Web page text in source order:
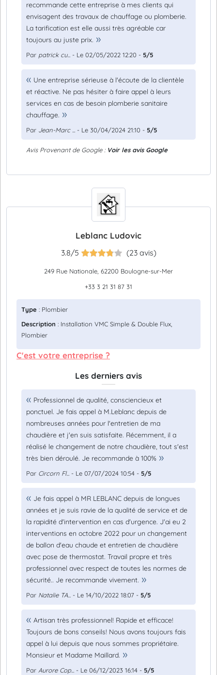
recommande cette entreprise à mes clients qui
envisagent des travaux de chauffage ou plomberie.
La tarification est elle aussi très agréable car
toujours au juste prix.
Par patrick cu... - Le 02/05/2022 12:20 - 5/5
Une entreprise sérieuse à l'écoute de la clientèle
et réactive. Ne pas hésiter à faire appel à leurs
services en cas de besoin plomberie sanitaire
chauffage.
Par Jean-Marc ... - Le 30/04/2024 21:10 - 5/5
Avis Provenant de Google : Voir les avis Google
Leblanc Ludovic
3.8/5 (23 avis)
249 Rue Nationale, 62200 Boulogne-sur-Mer
+33 3 21 31 87 31
Type : Plombier
Description : Installation VMC Simple & Double Flux,
Plombier
C'est votre entreprise ?
Les derniers avis
Professionnel de qualité, consciencieux et
ponctuel. Je fais appel à M.Leblanc depuis de
nombreuses années pour l'entretien de ma
chaudière et j'en suis satisfaite. Récemment, il a
réalisé le changement de notre chaudière, tout s'est
très bien déroulé. Je recommande à 100%
Par Circorn Fl... - Le 07/07/2024 10:54 - 5/5
Je fais appel à MR LEBLANC depuis de longues
années et je suis ravie de la qualité de service et de
la rapidité d'intervention en cas d'urgence. J'ai eu 2
interventions en octobre 2022 pour un changement
de ballon d'eau chaude et entretien de chaudière
avec pose de thermostat. Travail propre et très
professionnel avec respect de toutes les normes de
sécurité.. Je recommande vivement.
Par Natalie TA... - Le 14/10/2022 18:07 - 5/5
Artisan très professionnel! Rapide et efficace!
Toujours de bons conseils! Nous avons toujours fais
appel à lui depuis que nous sommes propriétaire.
Monsieur et Madame Maillard.
Par Aurore Cop... - Le 06/12/2023 16:14 - 5/5